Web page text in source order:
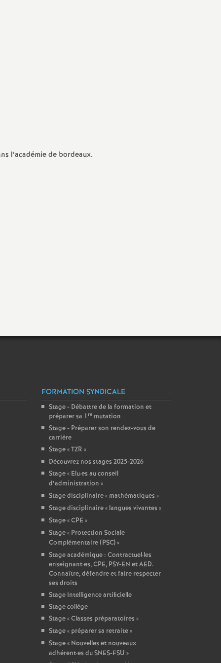
l’académie de bordeaux.
FORMATION SYNDICALE
Stage - Débattre de la formation et
préparer sa 1 remutation
Stage - Préparer son rendez-vous de
carrière
Stage «TZR »
Découvrez nos stages 2025-2026
Stage « Elu·es au conseil
d’administration »
Stage disciplinaire « mathématiques »
Stage disciplinaire « langues vivantes »
Stage «CPE »
Stage « Protection Sociale
Complémentaire (PSC)»
Stage académique : Contractuel·les
enseignant·es, CPE, PSY-EN et AED.
Connaître, défendre et faire respecter
ses droits
Stage Intelligence artificielle
Stage collège
Stage «Classes préparatoires »
Stage « préparer sa retraite»
Stage « Nouvelles et nouveaux
adhérent·es du SNES-FSU »